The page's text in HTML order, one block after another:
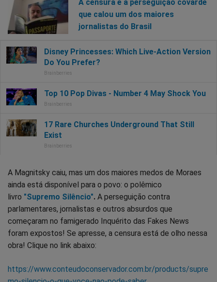
A censura e a perseguição covarde
que calou um dos maiores
jornalistas do Brasil
A Magnitsky caiu, mas um dos maiores medos de Moraes
ainda está disponível para o povo: o polêmico
livro "Supremo Silêncio". A perseguição contra
parlamentares, jornalistas e outros absurdos que
começaram no famigerado Inquérito das Fakes News
foram expostos! Se apresse, a censura está de olho nessa
obra! Clique no link abaixo:
https://www.conteudoconservador.com.br/products/supre